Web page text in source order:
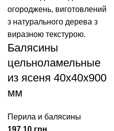
Балясины
цельноламельные
из ясеня 40x40x900
мм
Перила и балясины
грн.